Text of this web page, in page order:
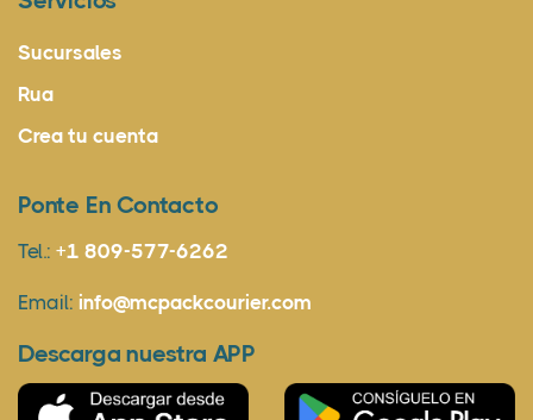
Sucursales
Rua
Crea tu cuenta
Ponte En Contacto
Tel.: +1 809-577-6262
Email: info@mcpackcourier.com
Descarga nuestra APP